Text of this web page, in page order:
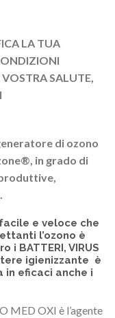
LA TUA
SALUTE,
di ozono
in grado di
e veloce che
l’ozono è
i BATTERI, VIRUS
igienizzante è
in eficaci anche i
MED OXI è l’agente